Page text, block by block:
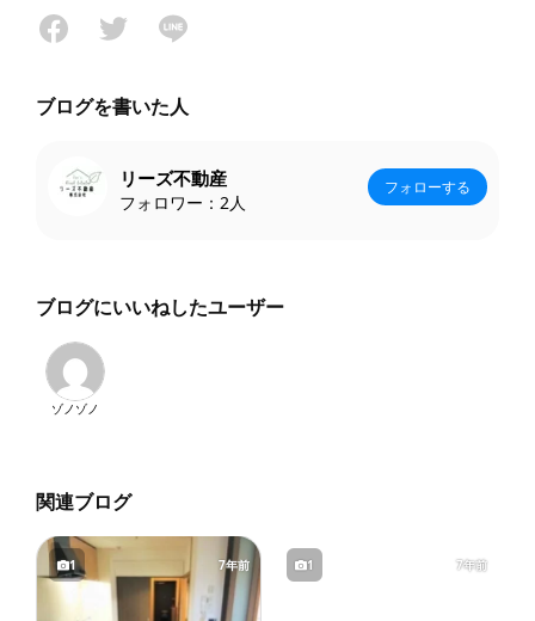
ブログを書いた人
リーズ不動産
フォロワー：2人
フォローする
ブログにいいねしたユーザー
ゾノゾノ
関連ブログ
1 7年前 1 7年前